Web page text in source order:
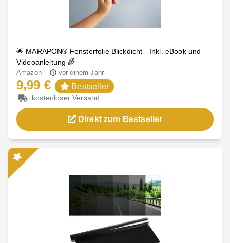
🌟 MARAPON® Fensterfolie Blickdicht - Inkl. eBook und
Videoanleitung 🌈
Amazon vor einem Jahr
9,99 € Bestseller
kostenloser Versand
Direkt zum Bestseller